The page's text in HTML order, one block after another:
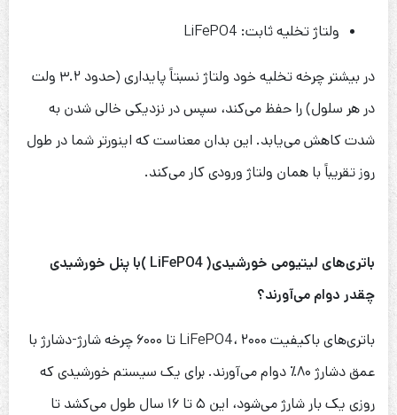
ولتاژ تخلیه ثابت: LiFePO4
در بیشتر چرخه تخلیه خود ولتاژ نسبتاً پایداری (حدود ۳.۲ ولت
در هر سلول) را حفظ می‌کند، سپس در نزدیکی خالی شدن به
شدت کاهش می‌یابد. این بدان معناست که اینورتر شما در طول
روز تقریباً با همان ولتاژ ورودی کار می‌کند.
باتری‌های لیتیومی خورشیدی(LiFePO4 )با پنل خورشیدی
چقدر دوام می‌آورند؟
باتری‌های باکیفیت LiFePO4، ۲۰۰۰ تا ۶۰۰۰ چرخه شارژ-دشارژ با
عمق دشارژ ۸۰٪ دوام می‌آورند. برای یک سیستم خورشیدی که
روزی یک بار شارژ می‌شود، این ۵ تا ۱۶ سال طول می‌کشد تا